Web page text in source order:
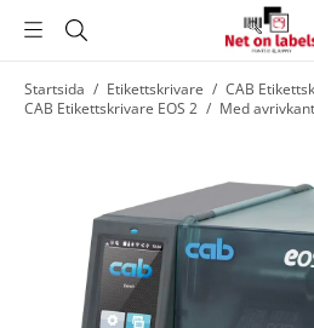
HoppaStartsida / Etikettskrivare / CAB
CAB Etikettskrivare EOS 2 / Med avrivkant